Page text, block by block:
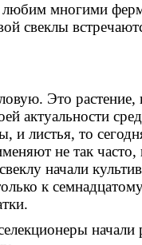
многими
свеклы
Это растение,
актуальности
и листья, то
не так часто,
начали
к
начали